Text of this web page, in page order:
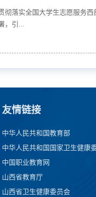
彻落实全国大学生志愿服务西
，引...
友情链接
中华人民共和国教育部
中华人民共和国国家卫生健康
中国职业教育网
山西省教育厅
山西省卫生健康委员会